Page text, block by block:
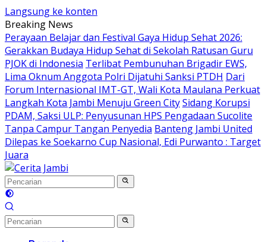
Langsung ke konten
Breaking News
Perayaan Belajar dan Festival Gaya Hidup Sehat 2026:
Gerakkan Budaya Hidup Sehat di Sekolah Ratusan Guru
PJOK di Indonesia Terlibat Pembunuhan Brigadir EWS,
Lima Oknum Anggota Polri Dijatuhi Sanksi PTDH Dari
Forum Internasional IMT-GT, Wali Kota Maulana Perkuat
Langkah Kota Jambi Menuju Green CitySidang Korupsi
PDAM, Saksi ULP: Penyusunan HPS Pengadaan Sucolite
Tanpa Campur Tangan Penyedia Banteng Jambi United
Dilepas ke Soekarno Cup Nasional, Edi Purwanto : Target
Juara